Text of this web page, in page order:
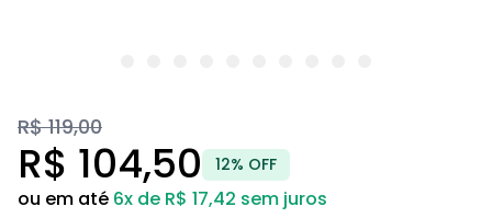
R$ 119,00
R$ 104,50 12% OFF
ou em até 6x de R$ 17,42 sem juros